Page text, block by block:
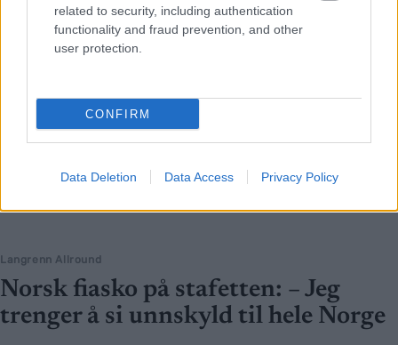
related to security, including authentication
functionality and fraud prevention, and other
user protection.
CONFIRM
Data Deletion Data Access Privacy Policy
Langrenn Allround
Norsk fiasko på stafetten: – Jeg
trenger å si unnskyld til hele Norge